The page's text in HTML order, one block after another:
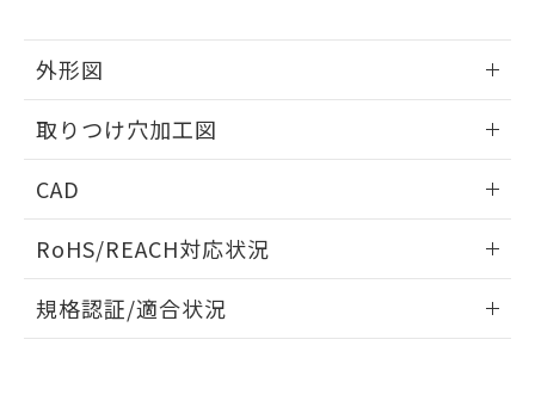
外形図
取りつけ穴加工図
CAD
ドすることができます。
ログイン/会員登録
RoHS/REACH対応状況
EU RoHS 注意事項・凡例
規格認証/適合状況
欄に対応日を記載しておりました。
既に当社にて対応品への在庫切替を完了
り、2022年1月12日より割愛しておりま
す。